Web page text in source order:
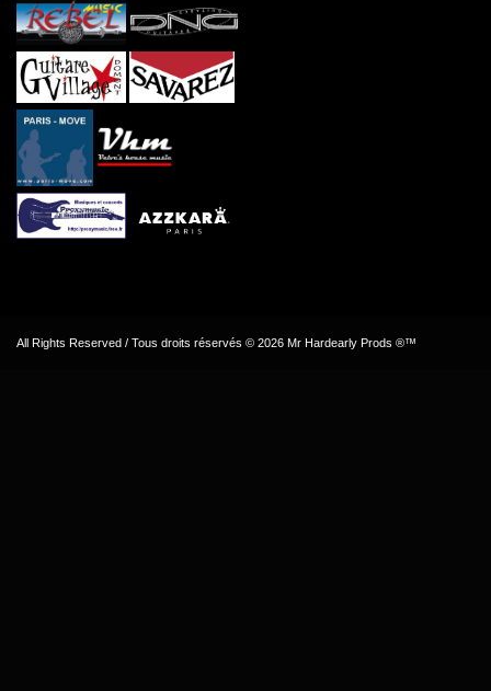
All Rights Reserved / Tous droits réservés © 2026 Mr Hardearly Prods ®™